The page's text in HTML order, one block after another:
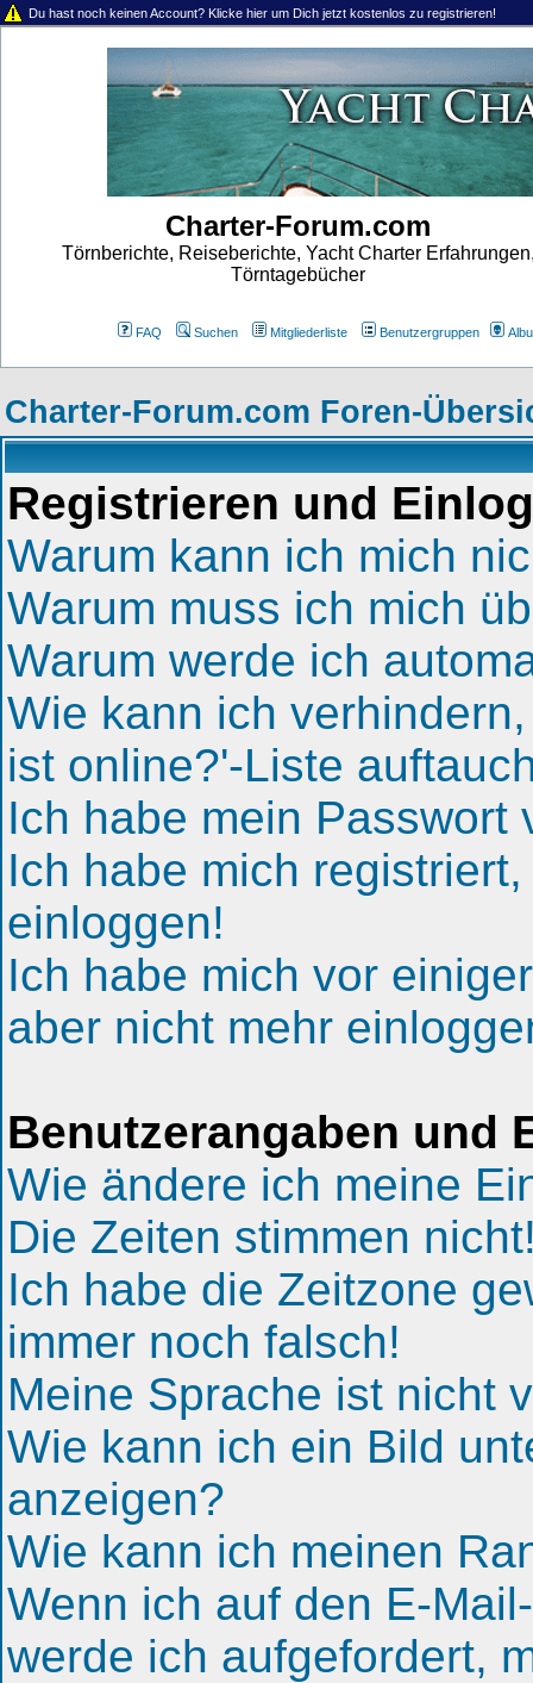
Du hast noch keinen Account? Klicke hier um Dich jetzt kostenlos zu registrieren!
Charter-Forum.com
Törnberichte, Reiseberichte, Yacht Charter
Törntagebücher
FAQ Suchen Mitgliederliste Benutzergruppen
Charter-Forum.com Foren-
Registrieren und
Warum kann ich mich
Warum muss ich mich
Warum werde ich
Wie kann ich
ist online?'-Liste
Ich habe mein Passwort
Ich habe mich
einloggen!
Ich habe mich vor
aber nicht mehr
Benutzerangaben und
Wie ändere ich meine
Die Zeiten stimmen
Ich habe die Zeitzone
immer noch falsch!
Meine Sprache ist nicht
Wie kann ich ein Bild
anzeigen?
Wie kann ich meinen
Wenn ich auf den E-
werde ich aufgefordert,